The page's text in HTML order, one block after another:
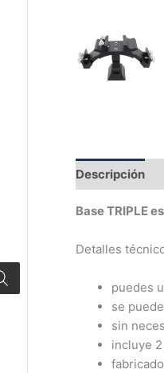
Descripción
Base TRIPLE
Detalles
puedes
se
sin
incluye